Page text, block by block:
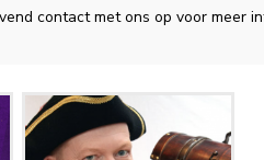
contact met ons op voor meer